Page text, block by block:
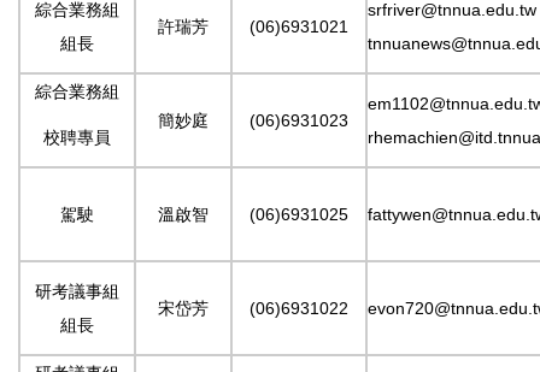
綜合業務組
組長
許瑞芳 (06)6931021
srfriver@tnnua.edu.tw
綜合業務組
校聘專員
簡妙庭 (06)6931023
駕駛 溫啟智 (06)6931025
研考議事組
組長
宋岱芳 (06)6931022